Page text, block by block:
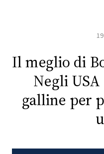
RADIO
PLAYLIST
FOTO
Il meglio di
Negli
galline per